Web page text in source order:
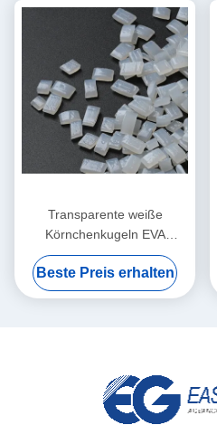
Transparente weiße
Körnchenkugeln EVA
Bookbinding heiße Schmelze
Adhesives
Beste Preis erhalten